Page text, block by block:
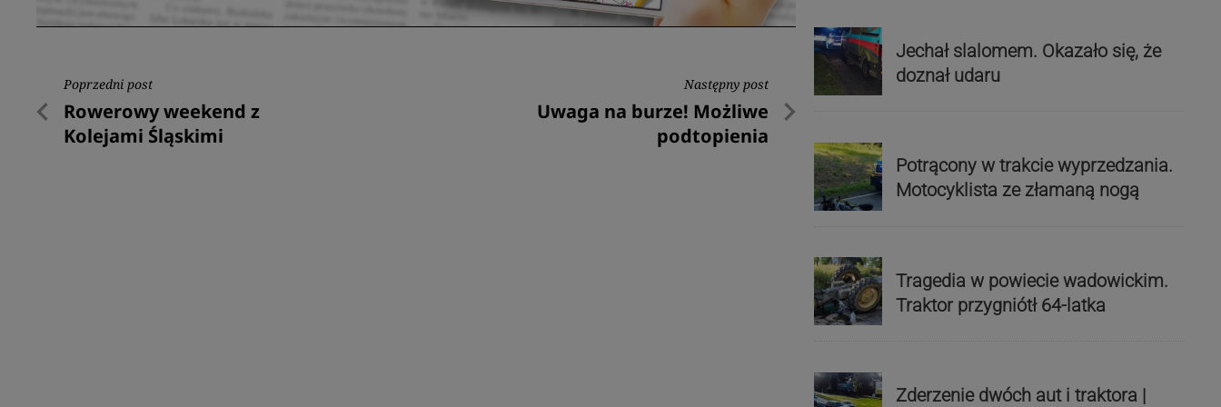
Nawigacja
wpisu
Poprzedni post
Poprzedni
post
Rowerowy weekend z
Kolejami Śląskimi
Następny post
Następny
Uwaga na burze! Możliwe
podtopienia
Jechał slalomem. Okazało się, że
doznał udaru
Potrącony w trakcie wyprzedzania.
Motocyklista ze złamaną nogą
Tragedia w powiecie wadowickim.
Traktor przygniótł 64-latka
Zderzenie dwóch aut i traktora |